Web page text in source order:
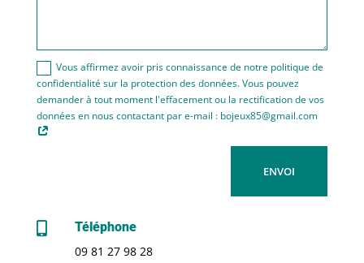
Vous affirmez avoir pris connaissance de notre politique de
confidentialité sur la protection des données. Vous pouvez
demander à tout moment l'effacement ou la rectification de vos
données en nous contactant par e-mail : bojeux85@gmail.com
ENVOI

Téléphone
09 81 27 98 28